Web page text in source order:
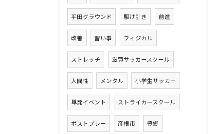
平田グラウンド 駆け引き 前進
改善 習い事 フィジカル
ストレッチ 滋賀サッカースクール
人間性 メンタル 小学生サッカー
単発イベント ストライカースクール
ポストプレー 彦根市 豊郷